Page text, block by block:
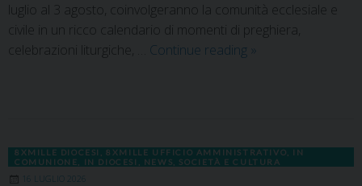
luglio al 3 agosto, coinvolgeranno la comunità ecclesiale e
civile in un ricco calendario di momenti di preghiera,
celebrazioni liturgiche, … Continue reading »
8XMILLE DIOCESI ,8XMILLE UFFICIO AMMINISTRATIVO
IN
COMUNIONE
IN DIOCESI NEWS SOCIETÀ E CULTURA
16 LUGLIO 2026